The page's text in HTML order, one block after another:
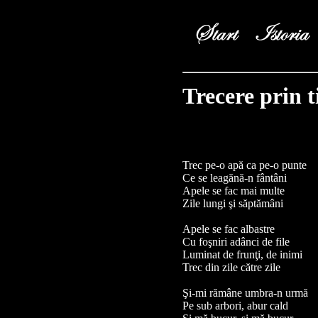
Trecere prin
Trec pe-o apă ca pe-o punte
Ce se leagănă-n fântâni
Apele se fac mai multe
Zile lungi şi săptămâni
Apele se fac albastre
Cu foşniri adânci de file
Luminat de frunţi, de inimi
Trec din zile către zile
Şi-mi rămâne umbra-n urmă
Pe sub arbori, abur cald